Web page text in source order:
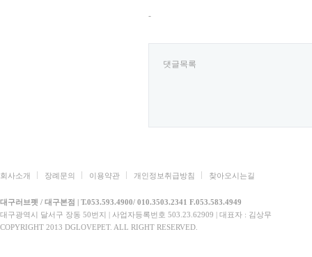
-
댓글목록
회사소개 장례문의 이용약관 개인정보취급방침 찾아오시는길
대구러브펫 / 대구본점 | T.053.593.4900/ 010.3503.2341 F.053.583.4949
대구광역시 달서구 장동 50번지 | 사업자등록번호 503.23.62909 | 대표자 : 김상무
COPYRIGHT 2013 DGLOVEPET. ALL RIGHT RESERVED.